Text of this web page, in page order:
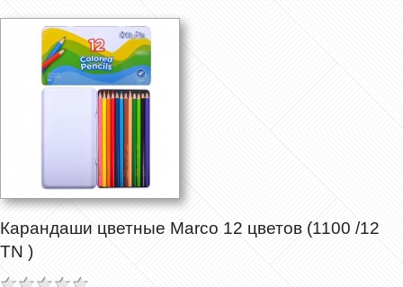
Карандаши цветные Marco 12 цветов (1100 /12
TN )